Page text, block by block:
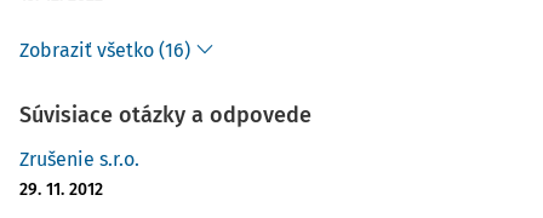
Zobraziť všetko (16)
Súvisiace otázky a odpovede
Zrušenie s.r.o.
29. 11. 2012